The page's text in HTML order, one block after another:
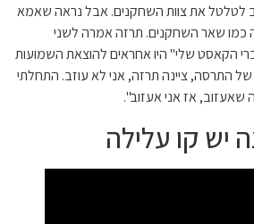
לטלטל את צוות השחקנים. אבל נראה שאמא
כמו שאר השחקנים. תרזה אמרה לשני
הקאסט שלי" היו אחראים להוצאת השמועות
התרסה, ציינה תרזה, אני לא עוזב. התחלתי
אז אני אעזוב".
יש קו עלילה